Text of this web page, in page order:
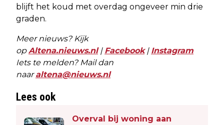
blijft het koud met overdag ongeveer min drie
graden.
Meer nieuws? Kijk
opAltena.nieuws.nl| Facebook| Instagram
Iets te melden? Mail dan
naaraltena@nieuws.nl
Lees ook
Overval bij woning aan